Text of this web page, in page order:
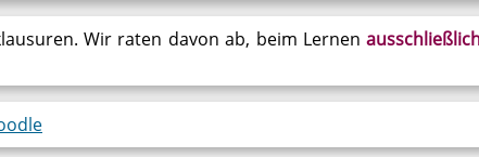
Wir raten davon ab, beim Lernen